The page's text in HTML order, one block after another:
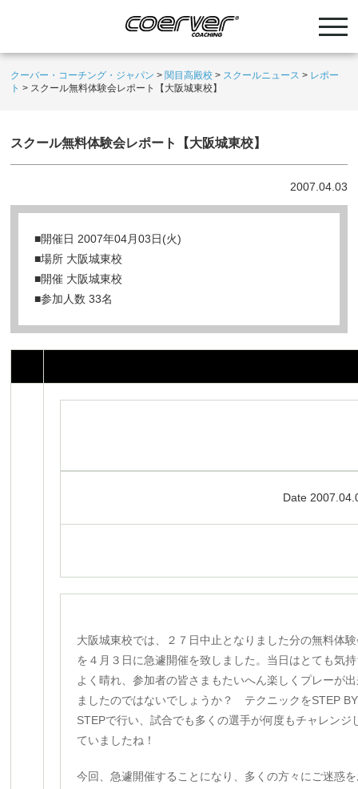
クーバー・コーチング・ジャパン > 関目高殿校 > スクールニュース > レポー
ト > スクール無料体験会レポート【大阪城東校】
スクール無料体験会レポート【大阪城東校】
2007.04.03
■開催日 2007年04月03日(火)
■場所 大阪城東校
■開催 大阪城東校
■参加人数 33名
Date
大阪城東校では、２７日中止となりました分の無料体
を４月３日に急遽開催を致しました。当日はとても気
よく晴れ、参加者の皆さまもたいへん楽しくプレーが
ましたのではないでしょうか？ テクニックをSTEP BY
STEPで行い、試合でも多くの選手が何度もチャレンジ
ていましたね！
今回、急遽開催することになり、多くの方々にご迷惑